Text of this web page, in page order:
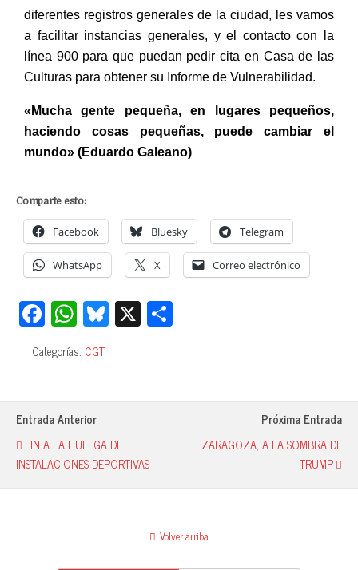
diferentes registros generales de la ciudad, les vamos
a facilitar instancias generales, y el contacto con la
línea 900 para que puedan pedir cita en Casa de las
Culturas para obtener su Informe de Vulnerabilidad.
«Mucha gente pequeña, en lugares pequeños,
haciendo cosas pequeñas, puede cambiar el
mundo» (Eduardo Galeano)
Comparte esto:
Facebook Bluesky Telegram
WhatsApp X Correo electrónico
Fa
ce
bo
ok
W
ha
ts
A
pp
Bl
ue
y
X
pa
Categorías: CGT
Entrada Anterior
FIN A LA HUELGA DE
INSTALACIONES DEPORTIVAS
Próxima Entrada
ZARAGOZA, A LA SOMBRA DE
TRUMP
Volver arriba